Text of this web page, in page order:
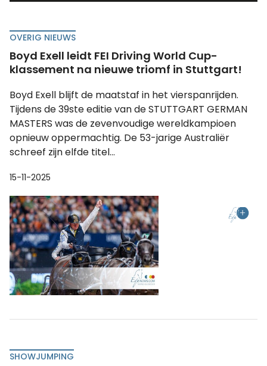
OVERIG NIEUWS
Boyd Exell leidt FEI Driving World Cup-
klassement na nieuwe triomf in Stuttgart!
Boyd Exell blijft de maatstaf in het vierspanrijden.
Tijdens de 39ste editie van de STUTTGART GERMAN
MASTERS was de zevenvoudige wereldkampioen
opnieuw oppermachtig. De 53-jarige Australiër
schreef zijn elfde titel...
15-11-2025
SHOWJUMPING